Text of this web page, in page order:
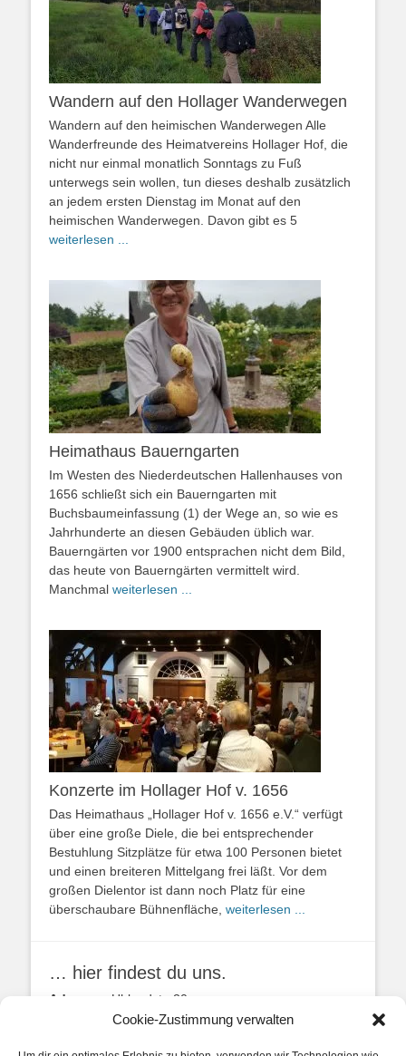
Cookie-Zustimmung verwalten
Wandern auf den Hollager Wanderwegen
Wandern auf den heimischen Wanderwegen Alle
Wanderfreunde des Heimatvereins Hollager Hof, die
nicht nur einmal monatlich Sonntags zu Fuß
unterwegs sein wollen, tun dieses deshalb zusätzlich
an jedem ersten Dienstag im Monat auf den
heimischen Wanderwegen. Davon gibt es 5
weiterlesen ...
Heimathaus Bauerngarten
Im Westen des Niederdeutschen Hallenhauses von
1656 schließt sich ein Bauerngarten mit
Buchsbaumeinfassung (1) der Wege an, so wie es
Jahrhunderte an diesen Gebäuden üblich war.
Bauerngärten vor 1900 entsprachen nicht dem Bild,
das heute von Bauerngärten vermittelt wird.
Manchmal weiterlesen ...
Konzerte im Hollager Hof v. 1656
Das Heimathaus „Hollager Hof v. 1656 e.V.“ verfügt
über eine große Diele, die bei entsprechender
Bestuhlung Sitzplätze für etwa 100 Personen bietet
und einen breiteren Mittelgang frei läßt. Vor dem
großen Dielentor ist dann noch Platz für eine
überschaubare Bühnenfläche, weiterlesen ...
… hier findest du uns.
Adresse: Uhlandstr. 20
49134 Wallenhorst